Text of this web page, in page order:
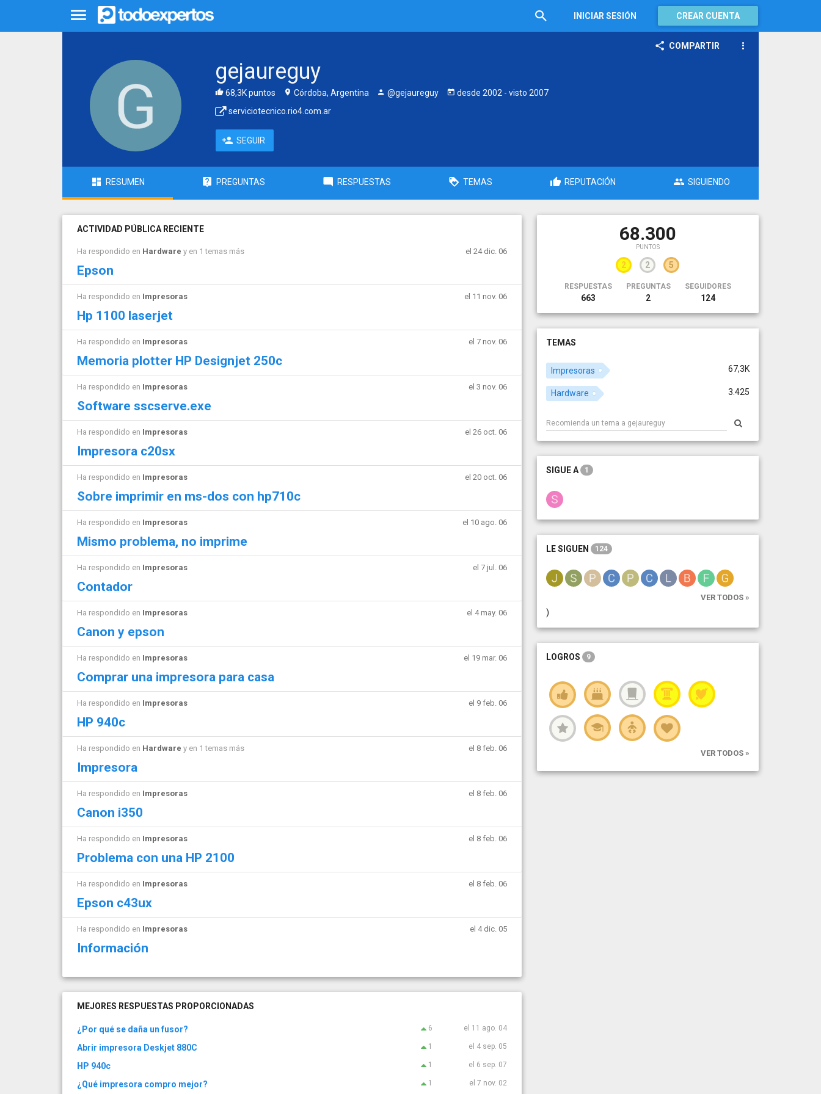
INICIAR SESIÓN CREAR CUENTA
COMPARTIR
gejaureguy
68,3K puntos Córdoba, Argentina @gejaureguy desde 2002 - visto 2007
serviciotecnico.rio4.com.ar
SEGUIR
RESUMEN PREGUNTAS RESPUESTAS TEMAS REPUTACIÓN SIGUIENDO
ACTIVIDAD PÚBLICA RECIENTE
Ha respondido en Hardware y en 1 temas más el 24 dic. 06
Epson
Ha respondido en Impresoras el 11 nov. 06
Hp 1100 laserjet
Ha respondido en Impresoras el 7 nov. 06
Memoria plotter HP Designjet 250c
Ha respondido en Impresoras el 3 nov. 06
Software sscserve.exe
Ha respondido en Impresoras el 26 oct. 06
Impresora c20sx
Ha respondido en Impresoras el 20 oct. 06
Sobre imprimir en ms-dos con hp710c
Ha respondido en Impresoras el 10 ago. 06
Mismo problema, no imprime
Ha respondido en Impresoras el 7 jul. 06
Contador
Ha respondido en Impresoras el 4 may. 06
Canon y epson
Ha respondido en Impresoras el 19 mar. 06
Comprar una impresora para casa
Ha respondido en Impresoras el 9 feb. 06
HP 940c
Ha respondido en Hardware y en 1 temas más el 8 feb. 06
Impresora
Ha respondido en Impresoras el 8 feb. 06
Canon i350
Ha respondido en Impresoras el 8 feb. 06
Problema con una HP 2100
Ha respondido en Impresoras el 8 feb. 06
Epson c43ux
Ha respondido en Impresoras el 4 dic. 05
Información
MEJORES RESPUESTAS PROPORCIONADAS
¿Por qué se daña un fusor? 6 el 11 ago. 04
Abrir impresora Deskjet 880C 1 el 4 sep. 05
HP 940c 1 el 6 sep. 07
¿Qué impresora compro mejor? 1 el 7 nov. 02
68.300
PUNTOS
2 2 5
RESPUESTAS
663
PREGUNTAS
2
SEGUIDORES
124
TEMAS
67,3K
Impresoras
3.425
Hardware
SIGUE A 1
LE SIGUEN 124
VER TODOS »
)
LOGROS 9
VER TODOS »